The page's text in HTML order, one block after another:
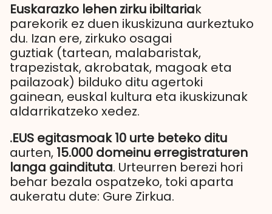
Euskarazko lehen zirku ibiltariak
parekorik ez duen ikuskizuna aurkeztuko
du. Izan ere, zirkuko osagai
guztiak (tartean, malabaristak,
trapezistak, akrobatak, magoak eta
pailazoak) bilduko ditu agertoki
gainean, euskal kultura eta ikuskizunak
aldarrikatzeko xedez.
.EUS egitasmoak 10 urte beteko ditu
aurten, 15.000 domeinu erregistraturen
langa gaindituta. Urteurren berezi hori
behar bezala ospatzeko, toki aparta
aukeratu dute: Gure Zirkua.